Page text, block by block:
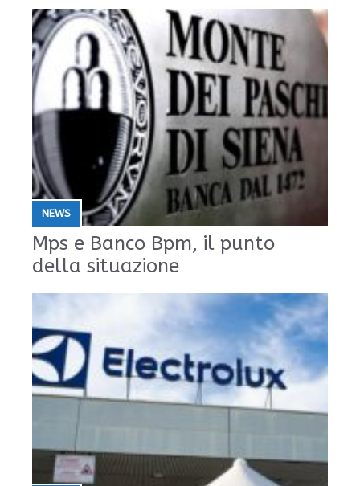
NEWS
Mps e Banco Bpm, il punto
della situazione